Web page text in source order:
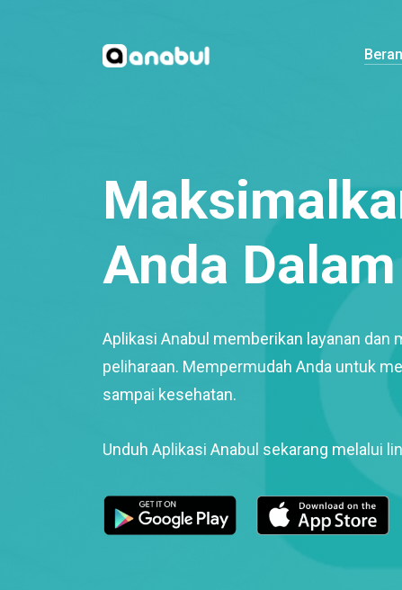
Anda
Aplikasi Anabul memberikan layanan
peliharaan. Mempermudah Anda untuk
sampai kesehatan.
Unduh Aplikasi Anabul sekarang melalui